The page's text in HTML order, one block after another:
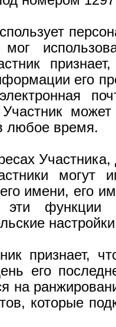
его
может
любое время.
могут
его имени, его
эти
признает,
его
на
которые